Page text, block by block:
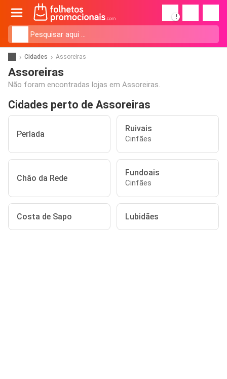
!
Cidades Assoreiras
Assoreiras
Não foram encontradas lojas em Assoreiras.
Cidades perto de Assoreiras
Perlada
Ruivais
Cinfães
Chão da Rede
Fundoais
Cinfães
Costa de Sapo Lubidães